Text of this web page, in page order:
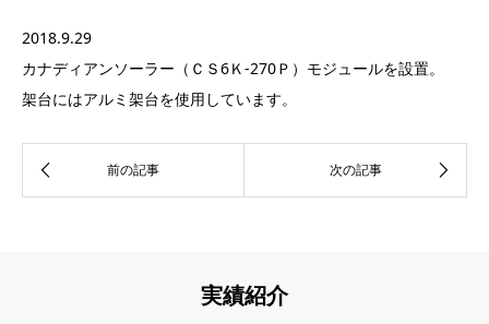
2018.9.29
カナディアンソーラー（ＣＳ6Ｋ-270Ｐ）モジュールを設置。
架台にはアルミ架台を使用しています。
実績紹介